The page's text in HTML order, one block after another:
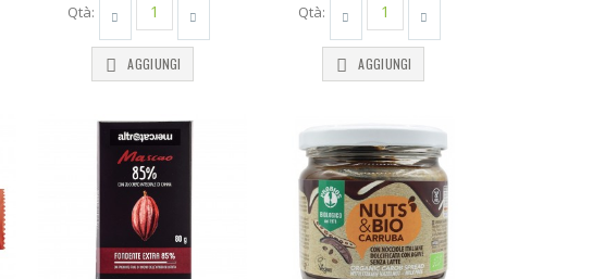
Qtà:
AGGIUNGI
Qtà:
AGGIUNGI